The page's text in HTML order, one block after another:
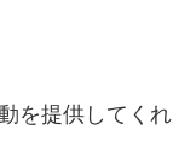
を提供してくれ